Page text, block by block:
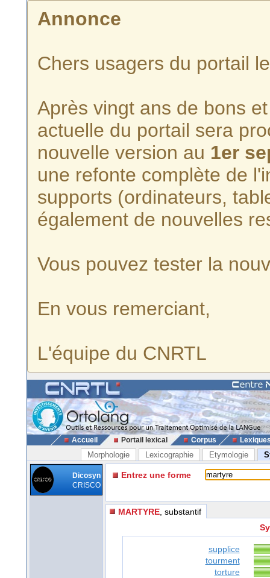
Annonce
Chers usagers du portail
Après vingt ans de bons
actuelle du portail sera
nouvelle version au 1er
une refonte complète de
supports (ordinateurs,
également de nouvelles
Vous pouvez tester la
En vous remerciant,
L'équipe du CNRTL
Accueil Portail lexical Corpus
Morphologie Lexicographie Etymologie
Dicosyn
CRISCO
Entrez une forme
MARTYRE , substantif
supplice
tourment
torture